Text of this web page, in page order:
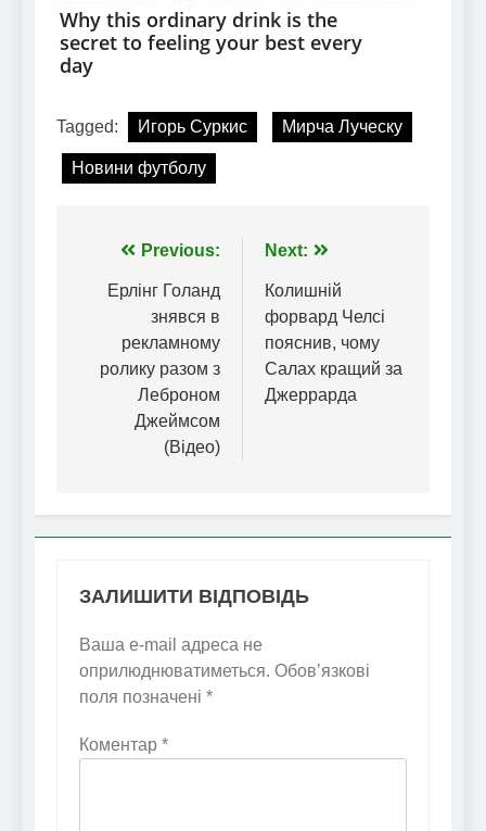
Tagged: Игорь Суркис Мирча Луческу
Новини футболу
Навігація
записів
Previous:
Ерлінг Голанд
знявся в
рекламному
ролику разом з
Леброном
Джеймсом
(Відео)
Next:
Колишній
форвард Челсі
пояснив, чому
Салах кращий за
Джеррарда
ЗАЛИШИТИ ВІДПОВІДЬ
Ваша e-mail адреса не
оприлюднюватиметься. Обов’язкові
поля позначені *
Коментар *